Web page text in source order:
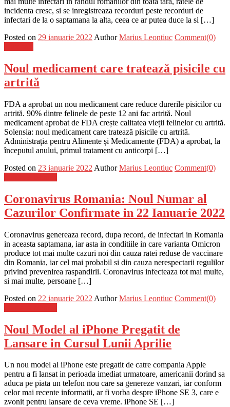
incidenta cresc, si se inregistreaza recorduri peste recorduri de
infectari de la o saptamana la alta, ceea ce ar putea duce la si […]
Posted on 29 ianuarie 2022 Author Marius Leontiuc Comment(0)
Noul medicament care tratează pisicile cu
artrită
FDA a aprobat un nou medicament care reduce durerile pisicilor cu
artrită. 90% dintre felinele de peste 12 ani fac artrită. Noul
medicament aprobat de FDA crește calitatea vieții felinelor cu artrită.
Solensia: noul medicament care tratează pisicile cu artrită.
Administrația pentru Alimente și Medicamente (FDA) a aprobat, la
începutul anului, primul tratament cu anticorpi […]
Posted on 23 ianuarie 2022 Author Marius Leontiuc Comment(0)
Coronavirus Romania: Noul Numar al
Cazurilor Confirmate in 22 Ianuarie 2022
Coronavirus genereaza record, dupa record, de infectari in Romania
in aceasta saptamana, iar asta in conditiile in care varianta Omicron
produce tot mai multe cazuri noi din cauza ratei reduse de vaccinare
din Romania, iar cel mai probabil si din cauza nerespectarii regulilor
privind prevenirea raspandirii. Coronavirus infecteaza tot mai multe,
si mai multe, persoane […]
Posted on 22 ianuarie 2022 Author Marius Leontiuc Comment(0)
Noul Model al iPhone Pregatit de
Lansare in Cursul Lunii Aprilie
Un nou model al iPhone este pregatit de catre compania Apple
pentru a fi lansat in perioada imediat urmatoare, americanii dorind sa
aduca pe piata un telefon nou care sa genereze vanzari, iar conform
celor mai recente informatii, ar fi vorba despre iPhone SE 3, care e
zvonit pentru lansare de ceva vreme. iPhone SE […]